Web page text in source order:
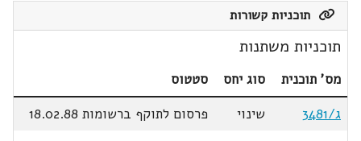
תוכניות קשורות
תוכניות משתנות
מס' תוכנית סוג יחס
סטטוס
ג/3481
שינוי פרסום לתוקף ברשומות 18.02.88